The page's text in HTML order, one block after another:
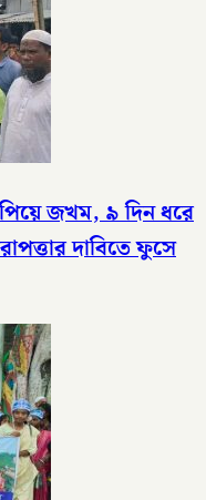
জখম, ৯ দিন ধরে
দাবিতে ফুসে